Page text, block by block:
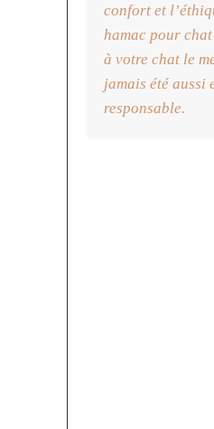
confort et
hamac pour
à votre chat le
jamais été aussi
responsable.